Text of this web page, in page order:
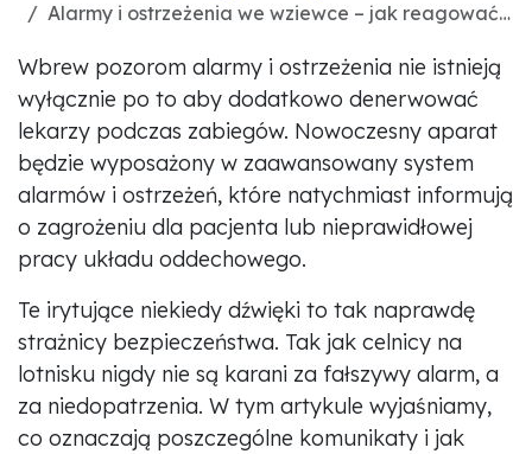
Alarmy i ostrzeżenia we wziewce – jak reagować i czego unikać
Wbrew pozorom alarmy i ostrzeżenia nie istnieją
wyłącznie po to aby dodatkowo denerwować
lekarzy podczas zabiegów. Nowoczesny aparat
będzie wyposażony w zaawansowany system
alarmów i ostrzeżeń, które natychmiast informują
o zagrożeniu dla pacjenta lub nieprawidłowej
pracy układu oddechowego.
Te irytujące niekiedy dźwięki to tak naprawdę
strażnicy bezpieczeństwa. Tak jak celnicy na
lotnisku nigdy nie są karani za fałszywy alarm, a
za niedopatrzenia. W tym artykule wyjaśniamy,
co oznaczają poszczególne komunikaty i jak